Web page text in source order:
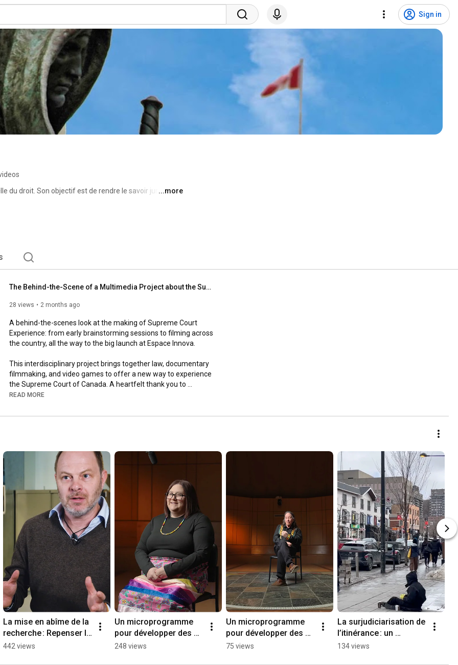
Sign in
du droit. Son objectif est de rendre le savoir juridique
et dans le monde. Jurivision est une initiative de la
...more
The Behind-the-Scene of a Multimedia Project about the Supreme Court of Canada
28 views 2 months ago
A behind-the-scenes look at the making of Supreme Court
Experience: from early brainstorming sessions to filming across
the country, all the way to the big launch at Espace Innova.
This interdisciplinary project brings together law, documentary
filmmaking, and video games to offer a new way to experience
the Supreme Court of Canada. A heartfelt thank you to
everyone who contributed to this incredible journey!
Play. Learn. Discover.
READ MORE
La mise en abîme de la
recherche : Repenser le
discours scientifique
442 views
Un microprogramme
pour développer des
services en famille-
248 views
Un microprogramme
pour développer des
services en famille-
75 views
La surjudiciarisation de
l’itinérance : un
profilage social
134 views